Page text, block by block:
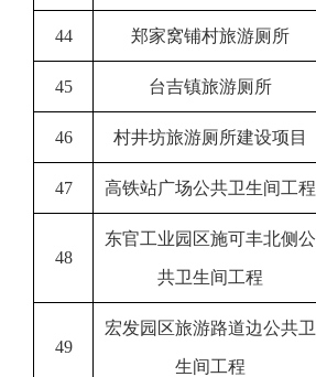
44 郑家窝铺村旅游厕所
45 台吉镇旅游厕所
46 村井坊旅游厕所建设项目
47 高铁站广场公共卫生间工程
48
东官工业园区施可丰北侧公
共卫生间工程
49
宏发园区旅游路道边公共卫
生间工程